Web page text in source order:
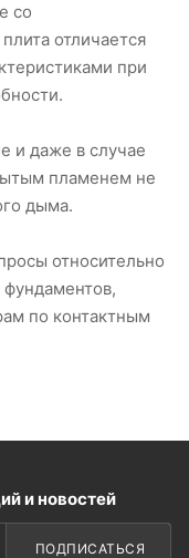
со
отличается
при
и даже в случае
пламенем не
дыма.
относительно
по контактным
и новостей
ПОДПИСАТЬСЯ